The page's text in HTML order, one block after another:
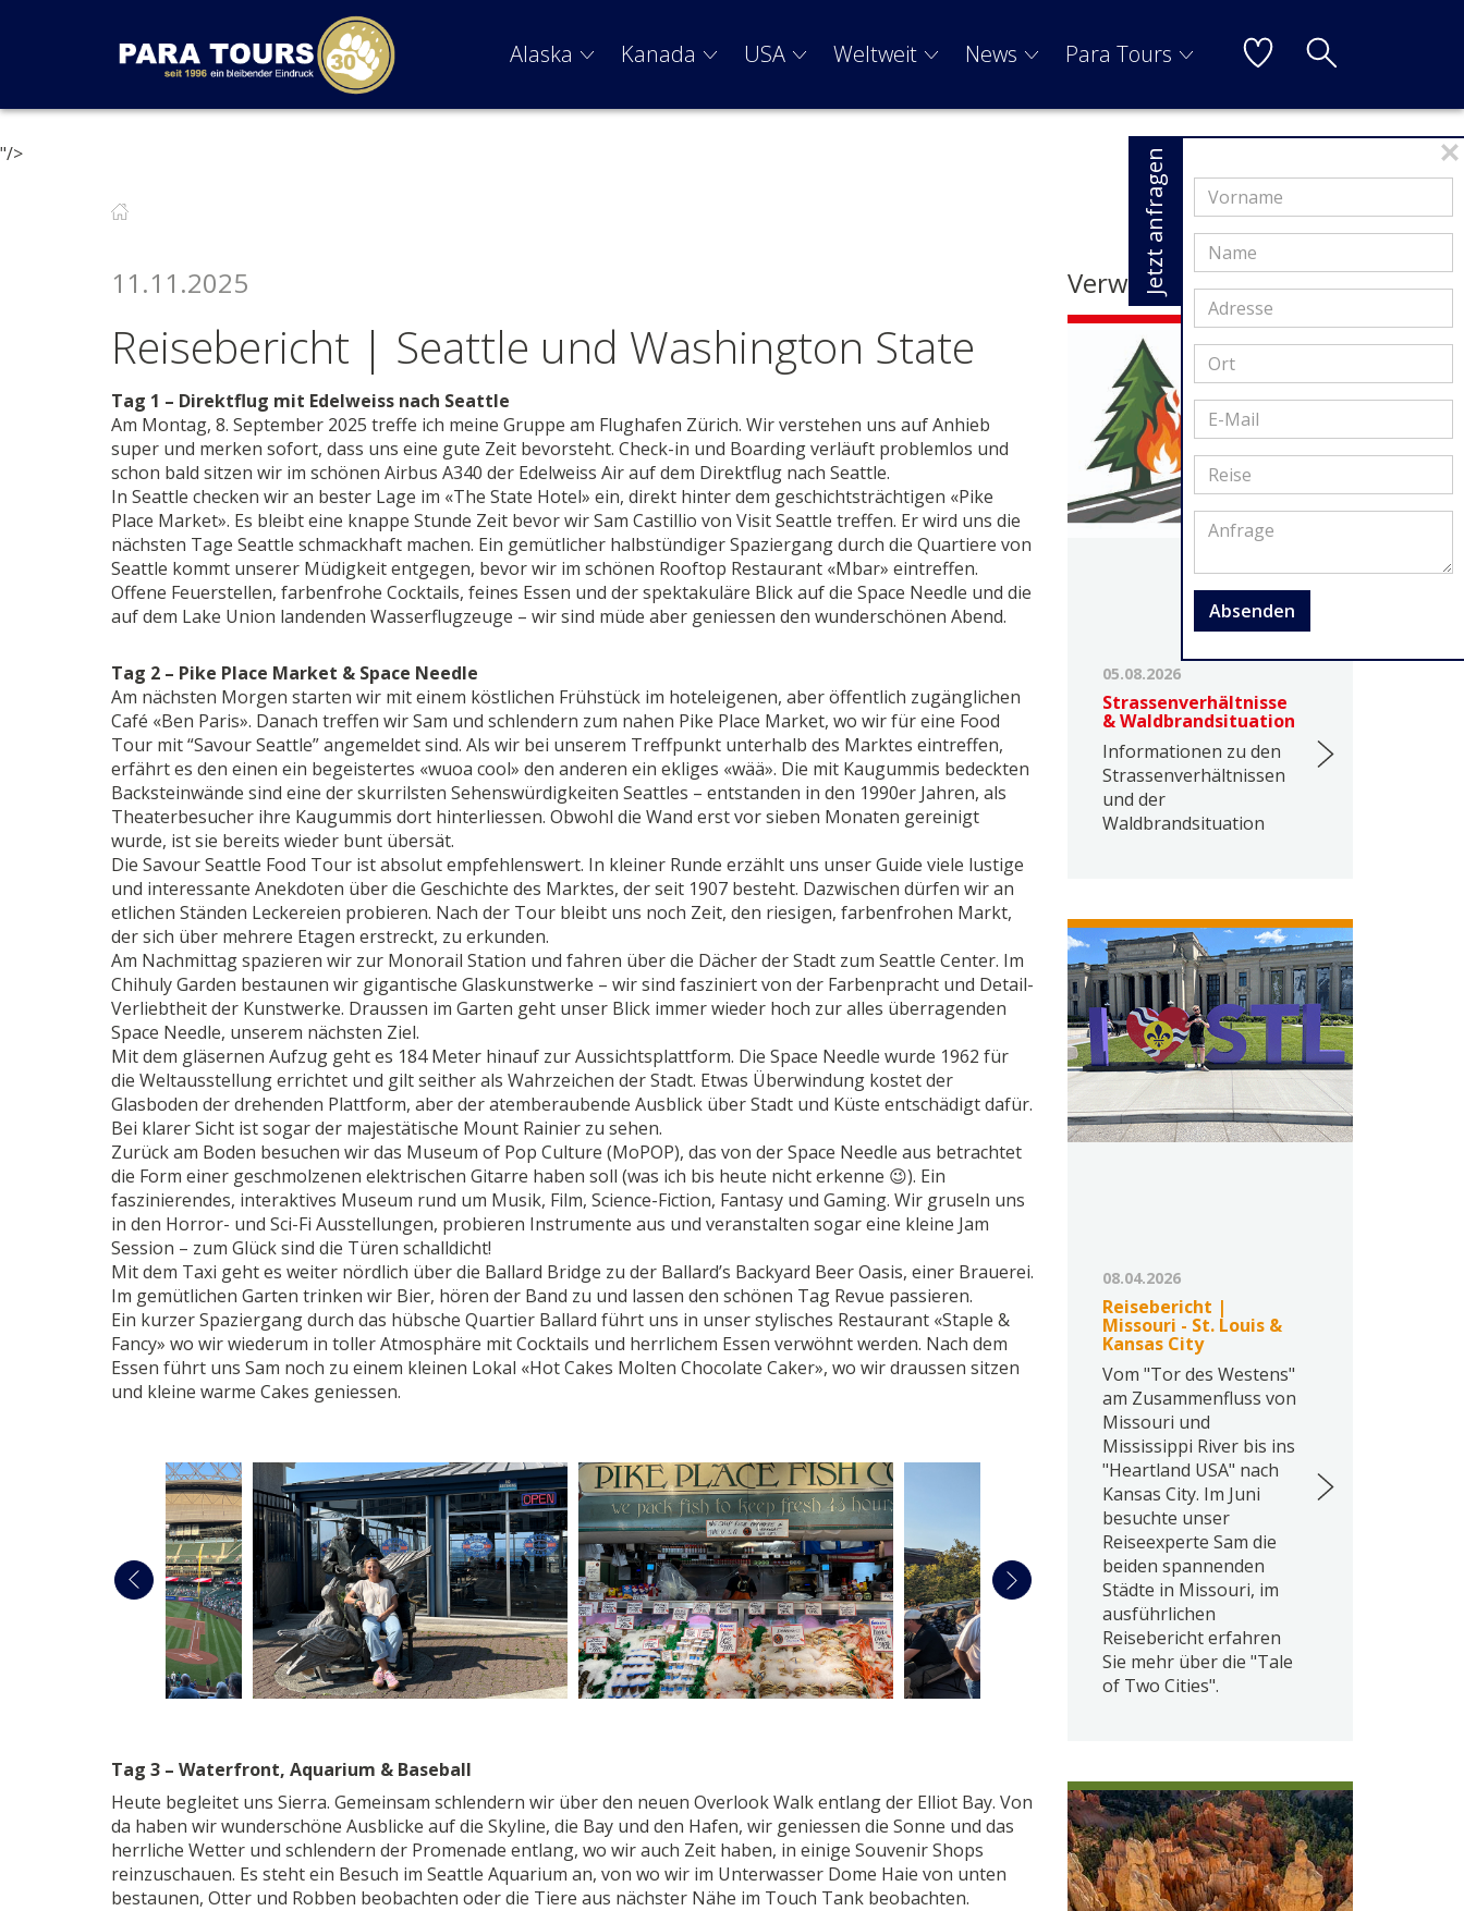
"/>
Weiter zur Hauptnavigation
Weiter zum Inhalt
Weiter zur Kontaktseite Alaska Kanada USA Weltweit News Para Tours
11.11.2025
Reisebericht | Seattle und Washington State
Tag 1 – Direktflug mit Edelweiss nach Seattle
Am Montag, 8. September 2025 treffe ich meine Gruppe am Flughafen Zürich. Wir verstehen uns auf Anhieb
super und merken sofort, dass uns eine gute Zeit bevorsteht. Check-in und Boarding verläuft problemlos und
schon bald sitzen wir im schönen Airbus A340 der Edelweiss Air auf dem Direktflug nach Seattle.
In Seattle checken wir an bester Lage im «The State Hotel» ein, direkt hinter dem geschichtsträchtigen «Pike
Place Market». Es bleibt eine knappe Stunde Zeit bevor wir Sam Castillio von Visit Seattle treffen. Er wird uns die
nächsten Tage Seattle schmackhaft machen. Ein gemütlicher halbstündiger Spaziergang durch die Quartiere von
Seattle kommt unserer Müdigkeit entgegen, bevor wir im schönen Rooftop Restaurant «Mbar» eintreffen.
Offene Feuerstellen, farbenfrohe Cocktails, feines Essen und der spektakuläre Blick auf die Space Needle und die
auf dem Lake Union landenden Wasserflugzeuge – wir sind müde aber geniessen den wunderschönen Abend.
Tag 2 – Pike Place Market & Space Needle
Am nächsten Morgen starten wir mit einem köstlichen Frühstück im hoteleigenen, aber öffentlich zugänglichen
Café «Ben Paris». Danach treffen wir Sam und schlendern zum nahen Pike Place Market, wo wir für eine Food
Tour mit “Savour Seattle” angemeldet sind. Als wir bei unserem Treffpunkt unterhalb des Marktes eintreffen,
erfährt es den einen ein begeistertes «wuoa cool» den anderen ein ekliges «wää». Die mit Kaugummis bedeckten
Backsteinwände sind eine der skurrilsten Sehenswürdigkeiten Seattles – entstanden in den 1990er Jahren, als
Theaterbesucher ihre Kaugummis dort hinterliessen. Obwohl die Wand erst vor sieben Monaten gereinigt
wurde, ist sie bereits wieder bunt übersät.
Die Savour Seattle Food Tour ist absolut empfehlenswert. In kleiner Runde erzählt uns unser Guide viele lustige
und interessante Anekdoten über die Geschichte des Marktes, der seit 1907 besteht. Dazwischen dürfen wir an
etlichen Ständen Leckereien probieren. Nach der Tour bleibt uns noch Zeit, den riesigen, farbenfrohen Markt,
der sich über mehrere Etagen erstreckt, zu erkunden.
Am Nachmittag spazieren wir zur Monorail Station und fahren über die Dächer der Stadt zum Seattle Center. Im
Chihuly Garden bestaunen wir gigantische Glaskunstwerke – wir sind fasziniert von der Farbenpracht und Detail-
Verliebtheit der Kunstwerke. Draussen im Garten geht unser Blick immer wieder hoch zur alles überragenden
Space Needle, unserem nächsten Ziel.
Mit dem gläsernen Aufzug geht es 184 Meter hinauf zur Aussichtsplattform. Die Space Needle wurde 1962 für
die Weltausstellung errichtet und gilt seither als Wahrzeichen der Stadt. Etwas Überwindung kostet der
Glasboden der drehenden Plattform, aber der atemberaubende Ausblick über Stadt und Küste entschädigt dafür.
Bei klarer Sicht ist sogar der majestätische Mount Rainier zu sehen.
Zurück am Boden besuchen wir das Museum of Pop Culture (MoPOP), das von der Space Needle aus betrachtet
die Form einer geschmolzenen elektrischen Gitarre haben soll (was ich bis heute nicht erkenne 😉). Ein
faszinierendes, interaktives Museum rund um Musik, Film, Science-Fiction, Fantasy und Gaming. Wir gruseln uns
in den Horror- und Sci-Fi Ausstellungen, probieren Instrumente aus und veranstalten sogar eine kleine Jam
Session – zum Glück sind die Türen schalldicht!
Mit dem Taxi geht es weiter nördlich über die Ballard Bridge zu der Ballard’s Backyard Beer Oasis, einer Brauerei.
Im gemütlichen Garten trinken wir Bier, hören der Band zu und lassen den schönen Tag Revue passieren.
Ein kurzer Spaziergang durch das hübsche Quartier Ballard führt uns in unser stylisches Restaurant «Staple &
Fancy» wo wir wiederum in toller Atmosphäre mit Cocktails und herrlichem Essen verwöhnt werden. Nach dem
Essen führt uns Sam noch zu einem kleinen Lokal «Hot Cakes Molten Chocolate Caker», wo wir draussen sitzen
und kleine warme Cakes geniessen.
Tag 3 – Waterfront, Aquarium & Baseball
Heute begleitet uns Sierra. Gemeinsam schlendern wir über den neuen Overlook Walk entlang der Elliot Bay. Von
da haben wir wunderschöne Ausblicke auf die Skyline, die Bay und den Hafen, wir geniessen die Sonne und das
herrliche Wetter und schlendern der Promenade entlang, wo wir auch Zeit haben, in einige Souvenir Shops
reinzuschauen. Es steht ein Besuch im Seattle Aquarium an, von wo wir im Unterwasser Dome Haie von unten
bestaunen, Otter und Robben beobachten oder die Tiere aus nächster Nähe im Touch Tank beobachten.
Verwandte Artikel
05.08.2026
Strassenverhältnisse
& Waldbrandsituation
Informationen zu den
Strassenverhältnissen
und der
Waldbrandsituation
08.04.2026
Reisebericht |
Missouri - St. Louis &
Kansas City
Vom "Tor des Westens"
am Zusammenfluss von
Missouri und
Mississippi River bis ins
"Heartland USA" nach
Kansas City. Im Juni
besuchte unser
Reiseexperte Sam die
beiden spannenden
Städte in Missouri, im
ausführlichen
Reisebericht erfahren
Sie mehr über die "Tale
of Two Cities".
Jetzt anfragen
Absenden